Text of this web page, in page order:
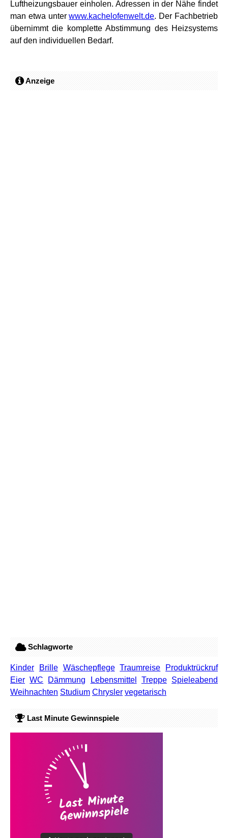
Luftheizungsbauer einholen. Adressen in der Nähe findet
man etwa unterwww.kachelofenwelt.de. Der Fachbetrieb
übernimmt die komplette Abstimmung des Heizsystems
auf den individuellen Bedarf.
Anzeige
Schlagworte
Kinder Brille Wäschepflege Traumreise
Produktrückruf
Eier WC Dämmung Lebensmittel Treppe Spieleabend
Weihnachten Studium Chrysler vegetarisch
Last Minute Gewinnspiele